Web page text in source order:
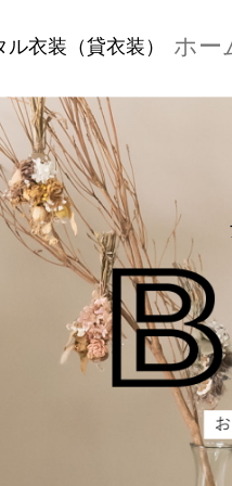
衣装（貸衣装） ホー